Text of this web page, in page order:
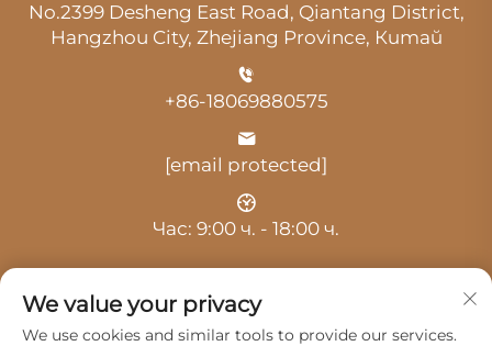
No.2399 Desheng East Road, Qiantang District,
Hangzhou City, Zhejiang Province, Китай
+86-18069880575
[email protected]
Час: 9:00 ч. - 18:00 ч.
We value your privacy
We use cookies and similar tools to provide our services.